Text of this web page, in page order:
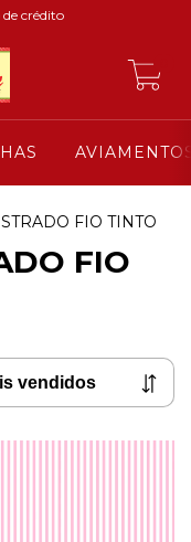
crédito
FIO TINTO
FIO